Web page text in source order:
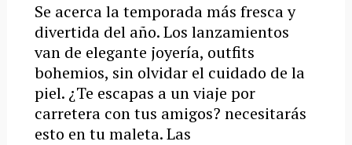
Se acerca la temporada más fresca y
divertida del año. Los lanzamientos
van de elegante joyería, outfits
bohemios, sin olvidar el cuidado de la
piel. ¿Te escapas a un viaje por
carretera con tus amigos? necesitarás
esto en tu maleta. Las